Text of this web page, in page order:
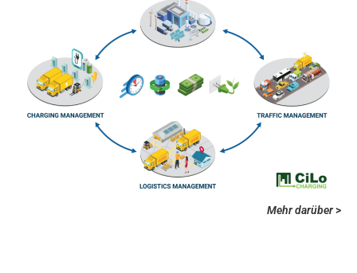
Mehr darüber>